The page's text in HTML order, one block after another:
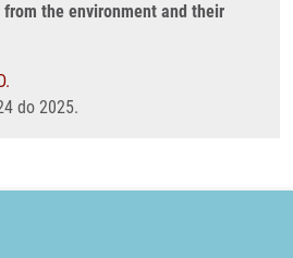
the environment and their
do 2025.